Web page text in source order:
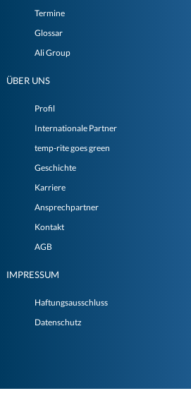
Termine
Glossar
Ali Group
ÜBER UNS
Profil
Internationale Partner
temp-rite goes green
Geschichte
Karriere
Ansprechpartner
Kontakt
AGB
IMPRESSUM
Haftungsausschluss
Datenschutz